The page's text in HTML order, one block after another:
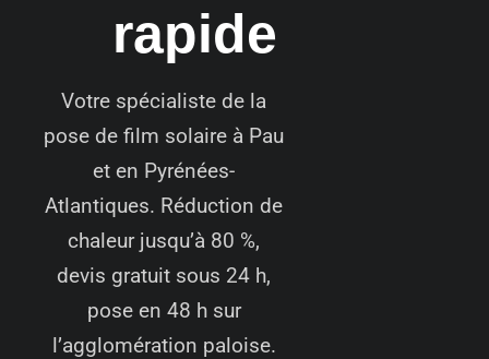
rapide
Votre spécialiste de la
pose de film solaire à Pau
et en Pyrénées-
Atlantiques. Réduction de
chaleur jusqu’à 80 %,
devis gratuit sous 24 h,
pose en 48 h sur
l’agglomération paloise.